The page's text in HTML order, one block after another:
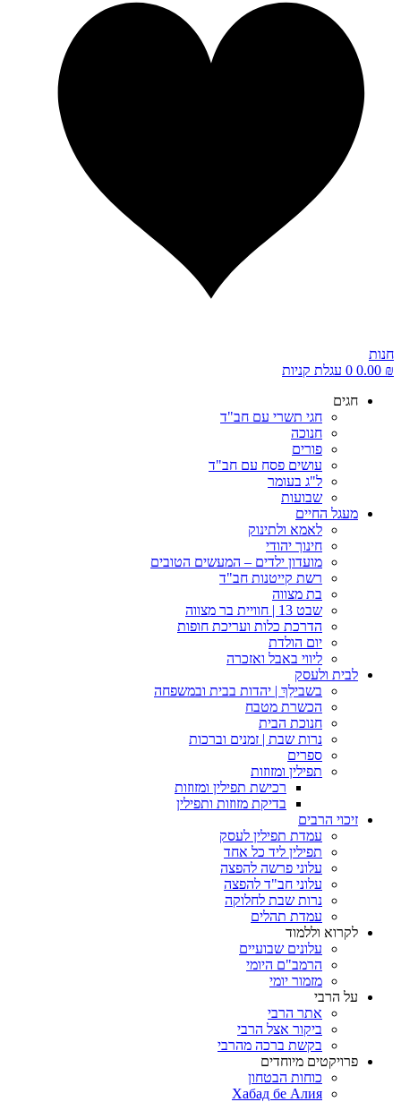
חנות
0.00 ₪
0 עגלת קניות
חגים
חגי תשרי עם חב"ד
חנוכה
פורים
עושים פסח עם חב"ד
ל"ג בעומר
שבועות
מעגל החיים
לאמא ולתינוק
חינוך יהודי
מועדון ילדים – המעשים הטובים
רשת קייטנות חב"ד
בת מצווה
שבט 13 | חוויית בר מצווה
הדרכת כלות ועריכת חופות​
יום הולדת
ליווי באבל ואזכרה
לבית ולעסק
בשבילֵךְ | יהדות בבית ובמשפחה
הכשרת מטבח
חנוכת הבית
נרות שבת | זמנים וברכות
ספרים
תפילין ומזוזות
רכישת תפילין ומזוזות
בדיקת מזוזות ותפילין
זיכוי הרבים
עמדת תפילין לעסק
תפילין ליד כל אחד
עלוני פרשה להפצה
עלוני חב"ד להפצה
נרות שבת לחלוקה
עמדת תהלים
לקרוא וללמוד
עלונים שבועיים
הרמב"ם היומי
מזמור יומי
על הרבי
אתר הרבי
ביקור אצל הרבי
בקשת ברכה מהרבי
פרויקטים מיוחדים
כוחות הבטחון
Хабад бе Алия